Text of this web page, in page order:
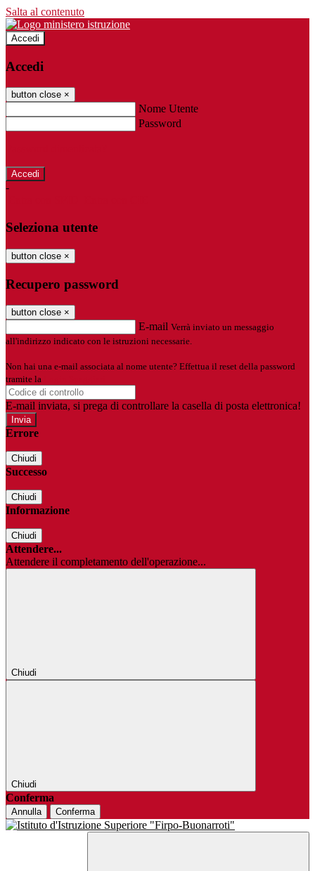
Salta al contenuto
Accedi
Accedi
button close ×
Nome Utente
Password
-
Seleziona utente
button close ×
Recupero password
button close ×
E-mail Verrà inviato un messaggio
all'indirizzo indicato con le istruzioni necessarie.
Non hai una e-mail associata al nome utente? Effettua il reset della password
tramite la
E-mail inviata, si prega di controllare la casella di posta elettronica!
Errore
Chiudi
Successo
Chiudi
Informazione
Chiudi
Attendere...
Attendere il completamento dell'operazione...
Chiudi
Chiudi
Conferma
Annulla Conferma